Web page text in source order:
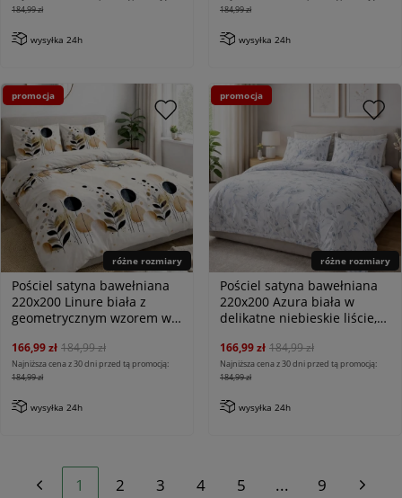
184,99 zł
wysyłka 24h
184,99 zł
wysyłka 24h
różne rozmiary
Pościel satyna bawełniana
220x200 Linure biała z
geometrycznym wzorem w
166,99 zł 184,99 zł
Najniższa cena z 30 dni przed tą promocją:
184,99 zł
wysyłka 24h
promocja
różne rozmiary
Pościel satyna bawełniana
220x200 Azura biała w
delikatne niebieskie liście,
166,99 zł 184,99 zł
Najniższa cena z 30 dni przed tą promocją:
184,99 zł
wysyłka 24h
promocja
1 2 3 4 5 ... 9